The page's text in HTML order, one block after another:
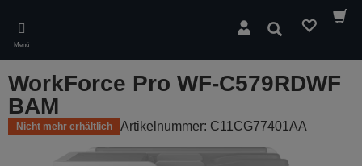
main
content
Menü
Suchen
WorkForce Pro WF-C579RDWF
BAM
Nicht mehr erhältlich Artikelnummer: C11CG77401AA